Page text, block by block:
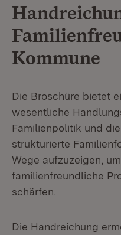
Kommune
Die Broschüre bietet
wesentliche
Familienpolitik und
strukturierte
Wege aufzuzeigen,
familienfreundliche
schärfen.
Die Handreichung